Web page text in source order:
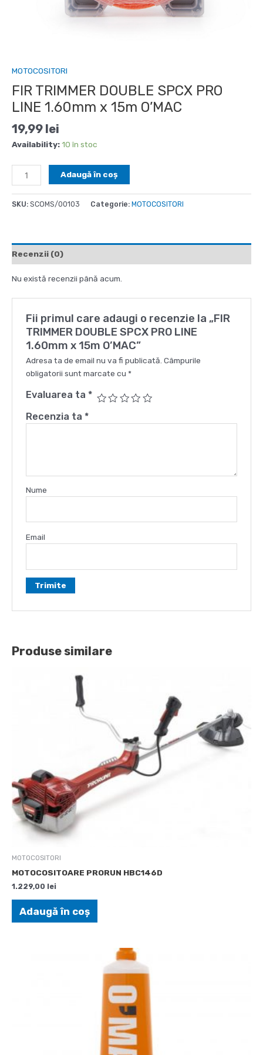
MOTOCOSITORI
FIR TRIMMER DOUBLE SPCX PRO
LINE 1.60mm x 15m O’MAC
19,99 lei
Availability:10 în stoc
Cantitate
FIR
TRIMMER
DOUBLE
x
O'MAC
Adaugă în coș
SKU: SCOMS/00103 Categorie: MOTOCOSITORI
Recenzii (0)
Nu există recenzii până acum.
Fii primul care adaugi o recenzie la „FIR
TRIMMER DOUBLE SPCX PRO LINE
1.60mm x 15m O’MAC”
Adresa ta de email nu va fi publicată. Câmpurile
obligatorii sunt marcate cu *
Evaluarea ta *
Recenzia ta *
Nume
Email
Produse similare
MOTOCOSITORI
MOTOCOSITOARE PRORUN HBC146D
1.229,00 lei
Adaugă în coș